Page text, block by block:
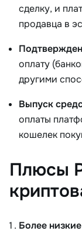
сделку, и
продавца в
оплату
другими
Выпуск
оплаты
кошелек
Плюсы
Более